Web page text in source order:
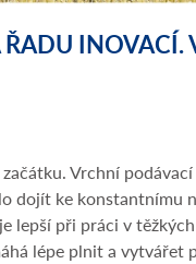
INOVACÍ.
Vrchní
dojít ke
lepší při práci v
lépe plnit a